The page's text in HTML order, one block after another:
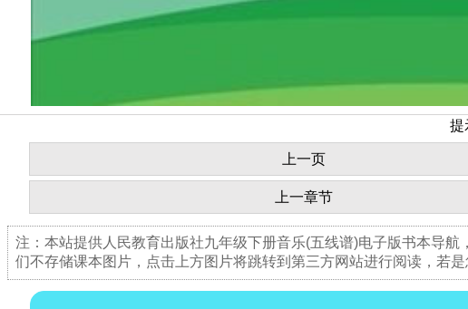
提
上一页
上一章节
注：本站提供人民教育出版社九年级下册音乐(五线谱)电子版书本导
们不存储课本图片，点击上方图片将跳转到第三方网站进行阅读，若